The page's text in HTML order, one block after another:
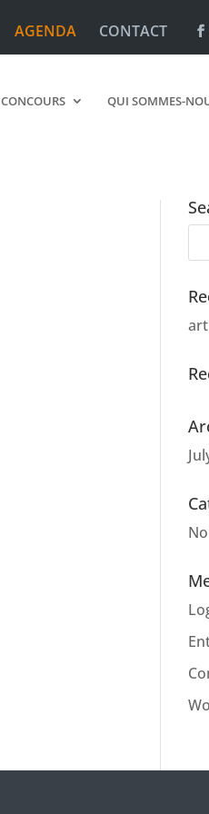
AGENDA CONTACT
CONCOURS QUI SOMMES-